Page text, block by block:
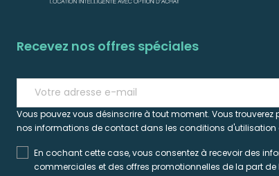
Recevez nos offres spéciales
Vous pouvez vous désinscrire à tout moment. Vous trouverez
nos informations de contact dans les conditions d'utilisation
En cochant cette case, vous consentez à recevoir des
commerciales et des offres promotionnelles de la part de